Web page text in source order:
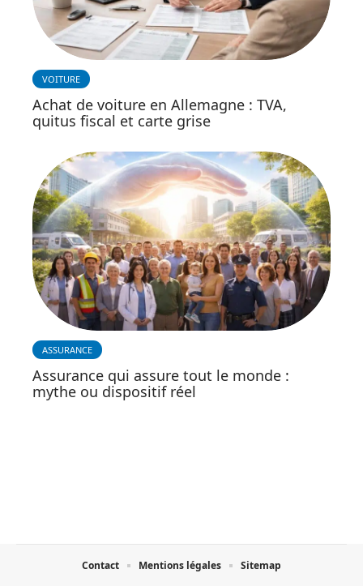
VOITURE
Achat de voiture en Allemagne : TVA,
quitus fiscal et carte grise
ASSURANCE
Assurance qui assure tout le monde :
mythe ou dispositif réel
Contact Mentions légales Sitemap